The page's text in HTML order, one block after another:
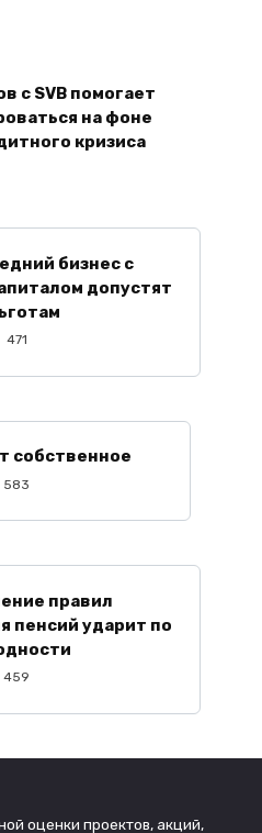
с SVB помогает
на фоне
кризиса
бизнес с
допустят
471
собственное
583
правил
пенсий ударит по
459
оценки проектов, акций,